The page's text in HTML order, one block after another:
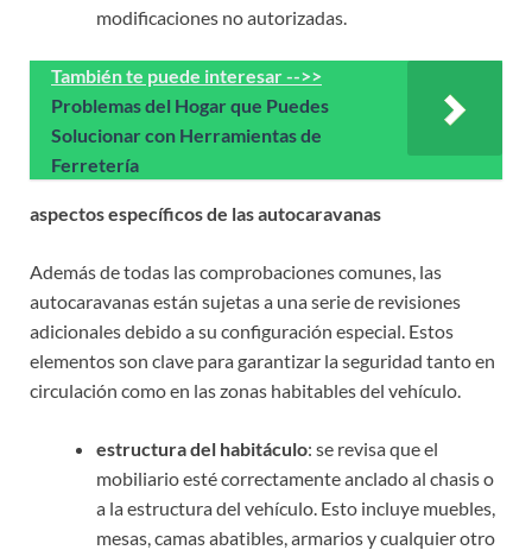
modificaciones no autorizadas.
También te puede interesar -->>
Problemas del Hogar que Puedes
Solucionar con Herramientas de
Ferretería
aspectos específicos de las autocaravanas
Además de todas las comprobaciones comunes, las
autocaravanas están sujetas a una serie de revisiones
adicionales debido a su configuración especial. Estos
elementos son clave para garantizar la seguridad tanto en
circulación como en las zonas habitables del vehículo.
estructura del habitáculo: se revisa que el
mobiliario esté correctamente anclado al chasis o
a la estructura del vehículo. Esto incluye muebles,
mesas, camas abatibles, armarios y cualquier otro